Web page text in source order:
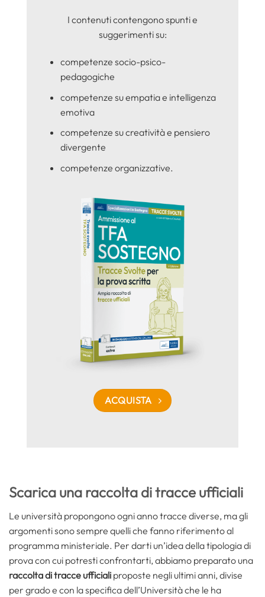
I contenuti contengono spunti e
suggerimenti su:
competenze socio-psico-
pedagogiche
competenze su empatia e intelligenza
emotiva
competenze su creatività e pensiero
divergente
competenze organizzative.
ACQUISTA
Scarica una raccolta di tracce ufficiali
Le università propongono ogni anno tracce diverse, ma gli
argomenti sono sempre quelli che fanno riferimento al
programma ministeriale. Per darti un’idea della tipologia di
prova con cui potresti confrontarti, abbiamo preparato una
raccolta di tracce ufficiali proposte negli ultimi anni, divise
per grado e con la specifica dell’Università che le ha